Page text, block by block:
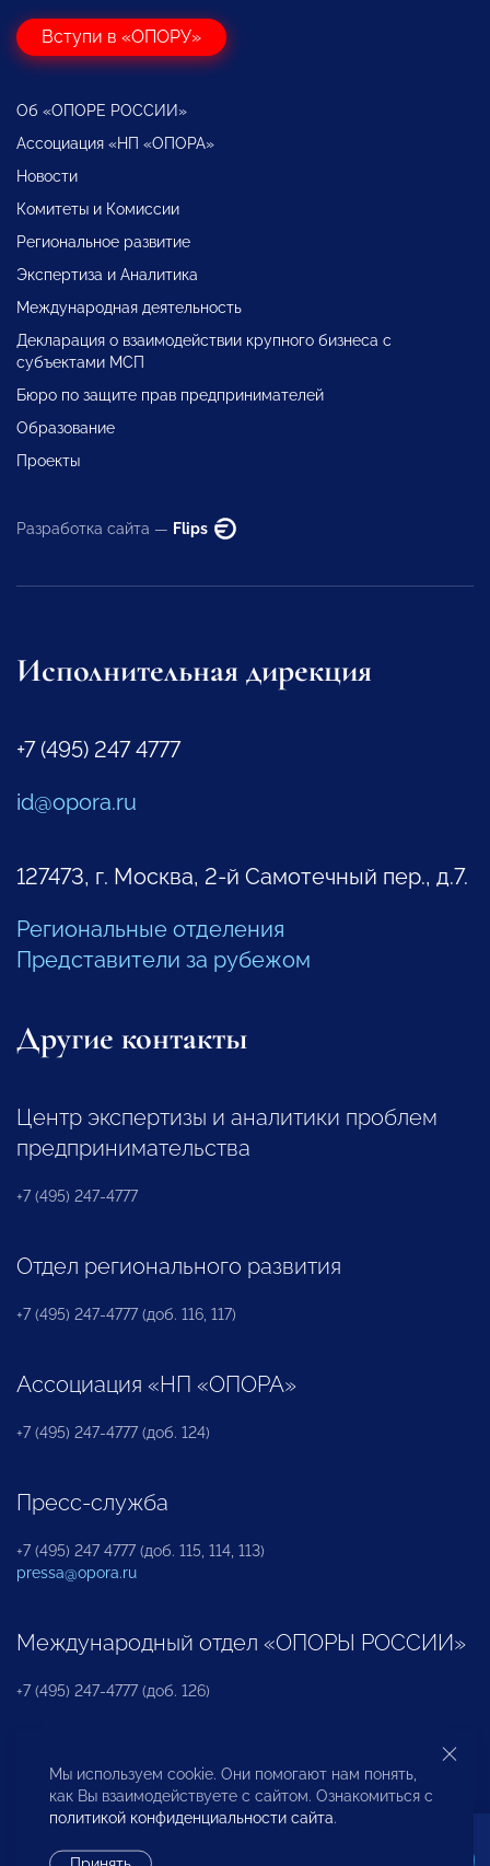
Вступи в «ОПОРУ»
Об «ОПОРЕ РОССИИ»
Ассоциация «НП «ОПОРА»
Новости
Комитеты и Комиссии
Региональное развитие
Экспертиза и Аналитика
Международная деятельность
Декларация о взаимодействии крупного бизнеса с
субъектами МСП
Бюро по защите прав предпринимателей
Образование
Проекты
Разработка сайта — Flips
Исполнительная дирекция
+7 (495) 247 4777
id@opora.ru
127473, г. Москва, 2-й Самотечный пер., д.7.
Региональные отделения
Представители за рубежом
Другие контакты
Центр экспертизы и аналитики проблем
предпринимательства
+7 (495) 247-4777
Отдел регионального развития
+7 (495) 247-4777 (доб. 116, 117)
Ассоциация «НП «ОПОРА»
+7 (495) 247-4777 (доб. 124)
Пресс-служба
+7 (495) 247 4777 (доб. 115, 114, 113)
pressa@opora.ru
Международный отдел «ОПОРЫ РОССИИ»
+7 (495) 247-4777 (доб. 126)
Бюро по защите прав предпринимателей и
инвесторов
Мы используем cookie. Они помогают нам понять,
как Вы взаимодействуете с сайтом. Ознакомиться с
политикой конфиденциальности сайта.